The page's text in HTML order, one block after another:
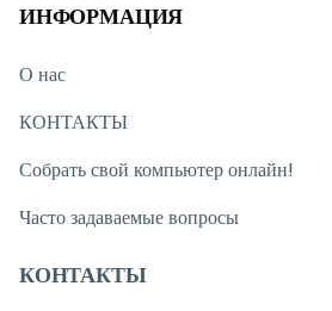
ИНФОРМАЦИЯ
О нас
КОНТАКТЫ
Собрать свой компьютер онлайн!
Часто задаваемые вопросы
КОНТАКТЫ